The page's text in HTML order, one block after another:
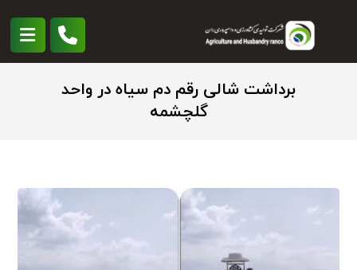
برداشت شالی رقم دم سیاه در واحد
گلچشمه